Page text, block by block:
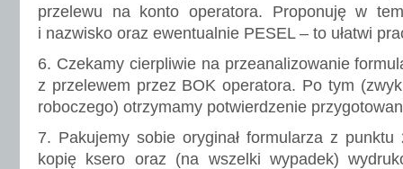
przelewu na konto operatora. Proponuję w
i nazwisko oraz ewentualnie PESEL – to ułatwi
6. Czekamy cierpliwie na przeanalizowanie
z przelewem przez BOK operatora. Po tym
roboczego) otrzymamy potwierdzenie
7. Pakujemy sobie oryginał formularza z
kopię ksero oraz (na wszelki wypadek)